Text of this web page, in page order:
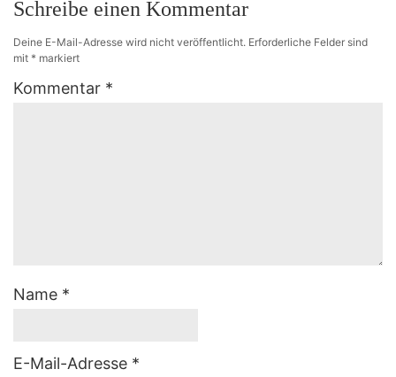
Schreibe einen Kommentar
Deine E-Mail-Adresse wird nicht veröffentlicht. Erforderliche Felder sind
mit * markiert
Kommentar *
Name *
E-Mail-Adresse *